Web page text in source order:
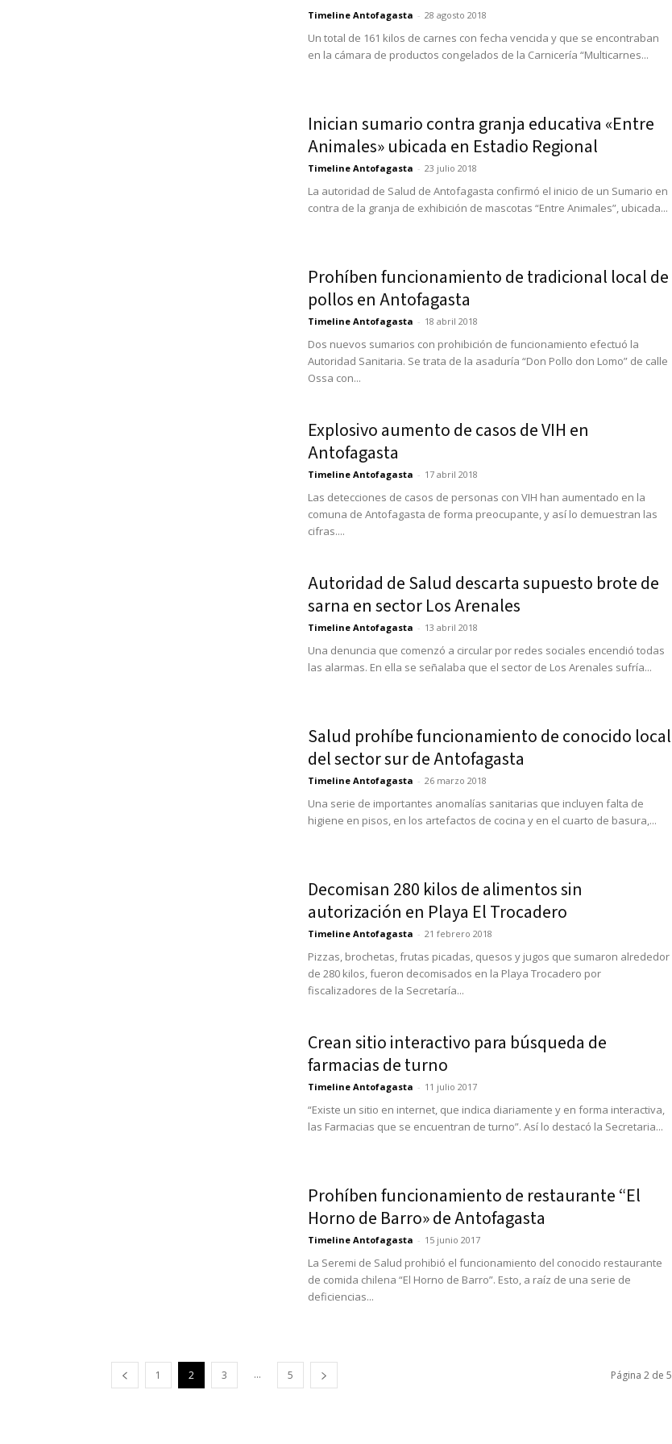
Timeline Antofagasta - 28 agosto 2018
Un total de 161 kilos de carnes con fecha vencida y que se encontraban
en la cámara de productos congelados de la Carnicería “Multicarnes...
Inician sumario contra granja educativa «Entre
Animales» ubicada en Estadio Regional
Timeline Antofagasta - 23 julio 2018
La autoridad de Salud de Antofagasta confirmó el inicio de un Sumario en
contra de la granja de exhibición de mascotas “Entre Animales”, ubicada...
Prohíben funcionamiento de tradicional local de
pollos en Antofagasta
Timeline Antofagasta - 18 abril 2018
Dos nuevos sumarios con prohibición de funcionamiento efectuó la
Autoridad Sanitaria. Se trata de la asaduría “Don Pollo don Lomo” de calle
Ossa con...
Explosivo aumento de casos de VIH en
Antofagasta
Timeline Antofagasta - 17 abril 2018
Las detecciones de casos de personas con VIH han aumentado en la
comuna de Antofagasta de forma preocupante, y así lo demuestran las
cifras....
Autoridad de Salud descarta supuesto brote de
sarna en sector Los Arenales
Timeline Antofagasta - 13 abril 2018
Una denuncia que comenzó a circular por redes sociales encendió todas
las alarmas. En ella se señalaba que el sector de Los Arenales sufría...
Salud prohíbe funcionamiento de conocido local
del sector sur de Antofagasta
Timeline Antofagasta - 26 marzo 2018
Una serie de importantes anomalías sanitarias que incluyen falta de
higiene en pisos, en los artefactos de cocina y en el cuarto de basura,...
Decomisan 280 kilos de alimentos sin
autorización en Playa El Trocadero
Timeline Antofagasta - 21 febrero 2018
Pizzas, brochetas, frutas picadas, quesos y jugos que sumaron alrededor
de 280 kilos, fueron decomisados en la Playa Trocadero por
fiscalizadores de la Secretaría...
Crean sitio interactivo para búsqueda de
farmacias de turno
Timeline Antofagasta - 11 julio 2017
“Existe un sitio en internet, que indica diariamente y en forma interactiva,
las Farmacias que se encuentran de turno”. Así lo destacó la Secretaria...
Prohíben funcionamiento de restaurante “El
Horno de Barro» de Antofagasta
Timeline Antofagasta - 15 junio 2017
La Seremi de Salud prohibió el funcionamiento del conocido restaurante
de comida chilena “El Horno de Barro”. Esto, a raíz de una serie de
deficiencias...
1 2 3 ... 5 Página 2 de 5